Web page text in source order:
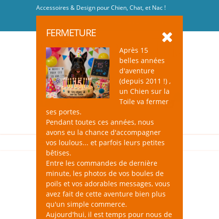
Accessoires & Design pour Chien, Chat, et Nac !
FERMETURE
Après 15
belles années
d'aventure
(depuis 2011 !) ,
un Chien sur la
Toile va fermer
ses portes.
Pendant toutes ces années, nous
avons eu la chance d'accompagner
vos loulous... et parfois leurs petites
bêtises.
Entre les commandes de dernière
minute, les photos de vos boules de
poils et vos adorables messages, vous
avez fait de cette aventure bien plus
qu'un simple commerce.
Aujourd'hui, il est temps pour nous de
Jouets pour Chat
un Chien sur la Toile, c'est une sélection de
jouets qui éveilleront l’intérêt de votre chat